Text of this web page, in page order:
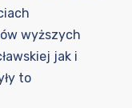
wyższych
jak i
to